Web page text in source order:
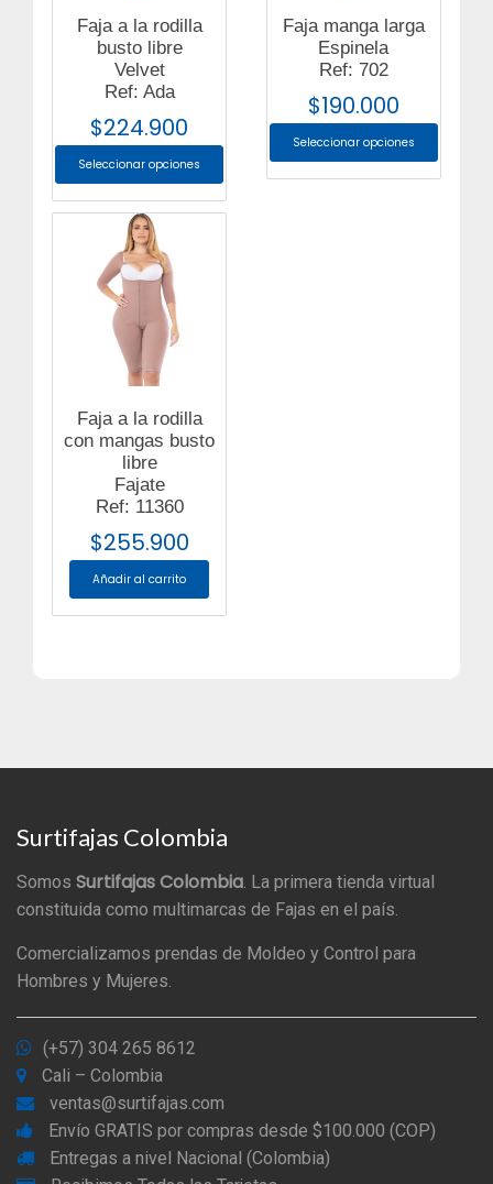
Faja a la rodilla
busto libre
Velvet
Ref: Ada
$224.900
Seleccionar opciones
Faja manga larga
Espinela
Ref: 702
$190.000
Seleccionar opciones
Faja a la rodilla
con mangas busto
libre
Fajate
Ref: 11360
$255.900
Añadir al carrito
Surtifajas Colombia
Somos Surtifajas Colombia. La primera tienda virtual
constituida como multimarcas de Fajas en el país.
Comercializamos prendas de Moldeo y Control para
Hombres y Mujeres.
(+57) 304 265 8612
Cali – Colombia
ventas@surtifajas.com
Envío GRATIS por compras desde $100.000 (COP)
Entregas a nivel Nacional (Colombia)